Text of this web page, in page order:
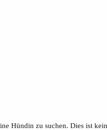
Hündin zu suchen. Dies ist